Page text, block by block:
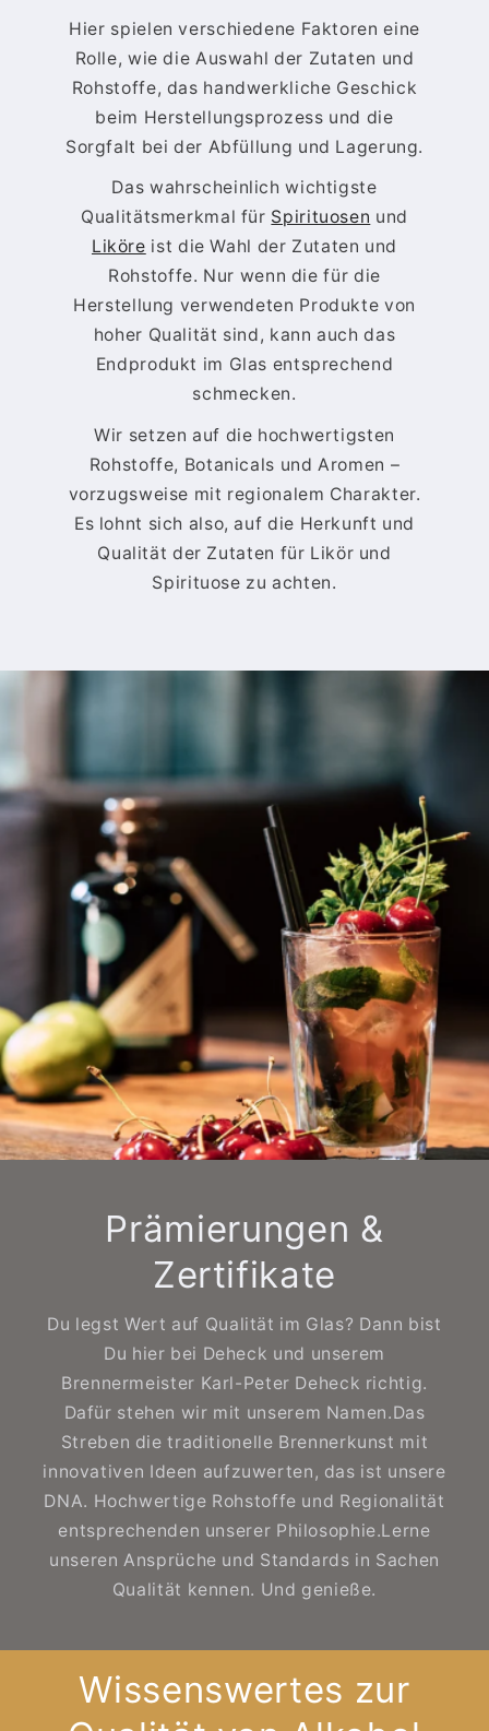
Hier spielen verschiedene Faktoren eine
Rolle, wie die Auswahl der Zutaten und
Rohstoffe, das handwerkliche Geschick
beim Herstellungsprozess und die
Sorgfalt bei der Abfüllung und Lagerung.
Das wahrscheinlich wichtigste
Qualitätsmerkmal für Spirituosen und
Liköre ist die Wahl der Zutaten und
Rohstoffe. Nur wenn die für die
Herstellung verwendeten Produkte von
hoher Qualität sind, kann auch das
Endprodukt im Glas entsprechend
schmecken.
Wir setzen auf die hochwertigsten
Rohstoffe, Botanicals und Aromen –
vorzugsweise mit regionalem Charakter.
Es lohnt sich also, auf die Herkunft und
Qualität der Zutaten für Likör und
Spirituose zu achten.
Prämierungen &
Zertifikate
Du legst Wert auf Qualität im Glas? Dann bist
Du hier bei Deheck und unserem
Brennermeister Karl-Peter Deheck richtig.
Dafür stehen wir mit unserem Namen.Das
Streben die traditionelle Brennerkunst mit
innovativen Ideen aufzuwerten, das ist unsere
DNA. Hochwertige Rohstoffe und Regionalität
entsprechenden unserer Philosophie.Lerne
unseren Ansprüche und Standards in Sachen
Qualität kennen. Und genieße.
Wissenswertes zur